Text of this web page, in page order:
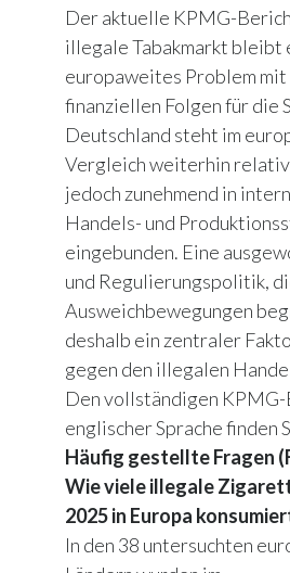
Der aktuelle KPMG-
illegale Tabakmarkt bleibt
europaweites Problem
finanziellen Folgen für die
Deutschland steht im
Vergleich weiterhin
jedoch zunehmend in
Handels- und
eingebunden. Eine
und Regulierungspolitik,
Ausweichbewegungen
deshalb ein zentraler
gegen den illegalen
Den vollständigen
englischer Sprache finden
Häufig gestellte Fragen
Wie viele illegale
2025 in Europa
In den 38 untersuchten